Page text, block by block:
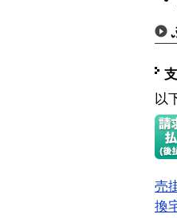
以
売
換